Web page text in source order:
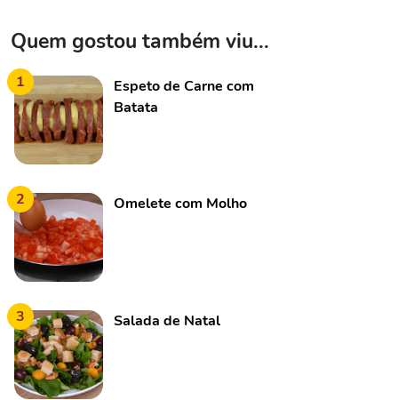
Quem gostou também viu...
1
Espeto de Carne com
Batata
2 Omelete com Molho
3 Salada de Natal